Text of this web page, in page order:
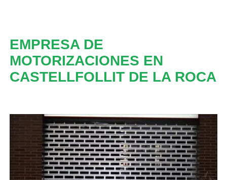
EMPRESA DE
MOTORIZACIONES EN
CASTELLFOLLIT DE LA ROCA